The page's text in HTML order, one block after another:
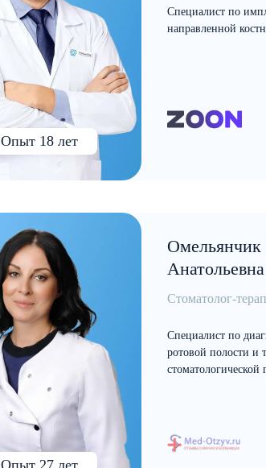
Опыт 18 лет
Специалист по
направленной
Опыт 27 лет
Омельянчик
Анатольевна
Стоматолог-
Специалист по
ротовой полости и